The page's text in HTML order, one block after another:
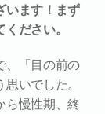
ます！まず
ださい。
、「目の前の
いでした。
ら慢性期、終